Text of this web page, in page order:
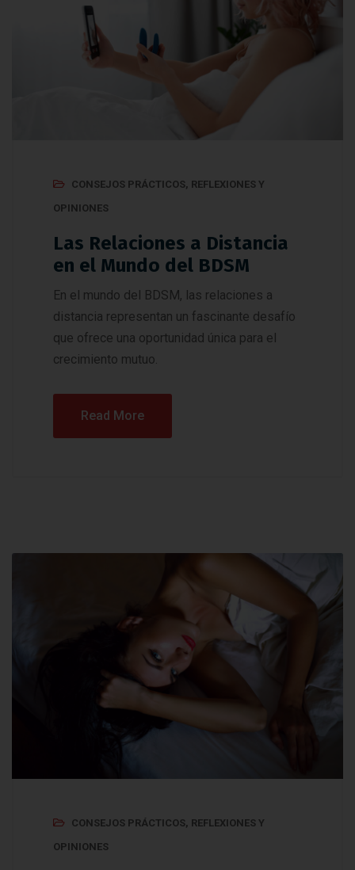
CONSEJOS PRÁCTICOS, REFLEXIONES Y
OPINIONES
Las Relaciones a Distancia
en el Mundo del BDSM
En el mundo del BDSM, las relaciones a
distancia representan un fascinante desafío
que ofrece una oportunidad única para el
crecimiento mutuo.
Read More
CONSEJOS PRÁCTICOS, REFLEXIONES Y
OPINIONES